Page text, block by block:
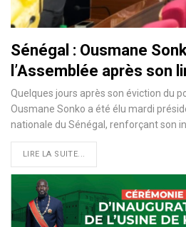
Sénégal : Ousmane
l’Assemblée après son
Quelques jours après son éviction du
Ousmane Sonko a été élu mardi
nationale du Sénégal, renforçant son
LIRE LA SUITE...